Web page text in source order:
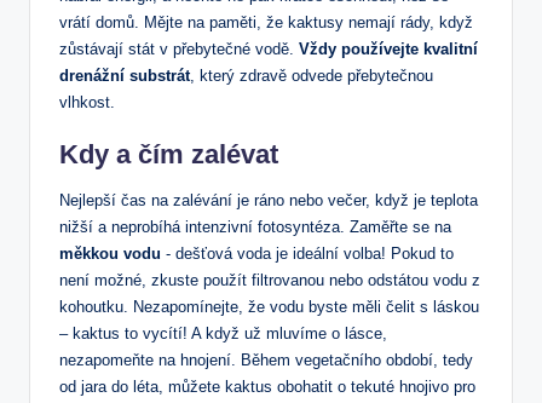
vrátí domů. Mějte na paměti, že kaktusy nemají rády, když
zůstávají stát v ‌přebytečné vodě. Vždy používejte kvalitní
drenážní substrát, ​který‍ zdravě odvede přebytečnou
vlhkost.
Kdy⁢ a čím zalévat
Nejlepší čas na zalévání je ráno⁣ nebo večer, když je⁢ teplota
nižší a neprobíhá intenzivní fotosyntéza. Zaměřte se na
měkkou vodu ⁤- dešťová voda je ideální volba! Pokud to
není možné, zkuste použít⁤ filtrovanou nebo odstátou vodu z
kohoutku. Nezapomínejte, že vodu byste​ měli‌ čelit s láskou
– kaktus to vycítí! A když už ⁣mluvíme o lásce,⁤
nezapomeňte na hnojení. Během vegetačního období, ‍tedy
od jara do léta, můžete kaktus obohatit o tekuté hnojivo ‍pro